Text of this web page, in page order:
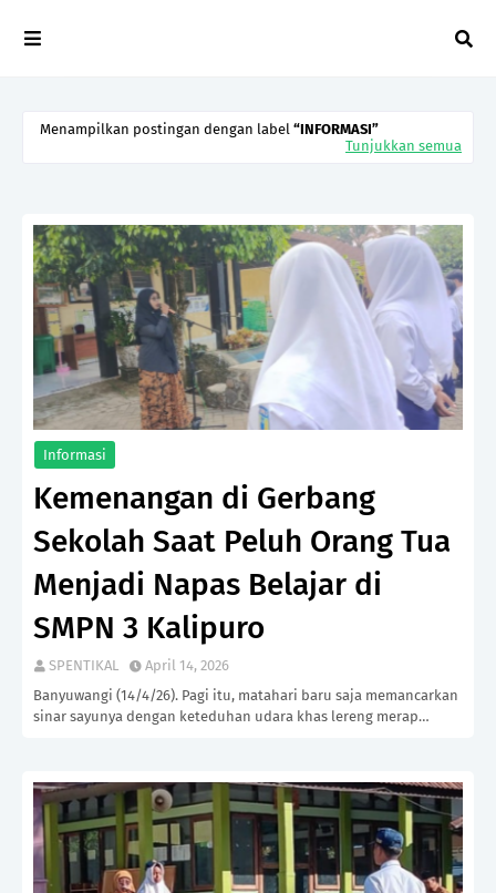
Menampilkan postingan dengan label INFORMASI
Tunjukkan semua
Informasi
Kemenangan di Gerbang
Sekolah Saat Peluh Orang Tua
Menjadi Napas Belajar di
SMPN 3 Kalipuro
SPENTIKAL
April 14, 2026
Banyuwangi (14/4/26). Pagi itu, matahari baru saja memancarkan
sinar sayunya dengan keteduhan udara khas lereng merap…